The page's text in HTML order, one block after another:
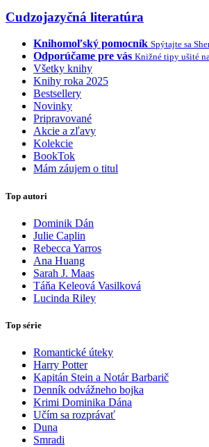
Cudzojazyčná literatúra
Knihomoľský pomocník Spýtajte sa
Odporúčame pre vás Knižné tipy ušité
Všetky knihy
Knihy roka 2025
Bestsellery
Novinky
Pripravované
Akcie a zľavy
Kolekcie
BookTok
Mám záujem o titul
Top autori
Dominik Dán
Julie Caplin
Rebecca Yarros
Ana Huang
Sarah J. Maas
Táňa Keleová Vasilková
Lucinda Riley
Top série
Romantické úteky
Harry Potter
Kapitán Stein a Notár Barbarič
Denník odvážneho bojka
Krimi Dominika Dána
Učím sa rozprávať
Duna
Smradi